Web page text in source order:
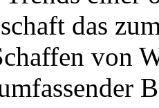
das
von